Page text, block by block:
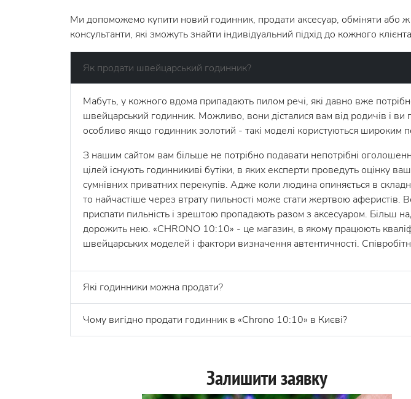
Ми допоможемо купити новий годинник, продати аксесуар, обміняти або ж
консультанти, які зможуть знайти індивідуальний підхід до кожного
Як продати швейцарський годинник?
Мабуть, у кожного вдома припадають пилом речі, які давно вже
швейцарський годинник. Можливо, вони дісталися вам від родичів і ви
особливо якщо годинник золотий - такі моделі користуються широким
З нашим сайтом вам більше не потрібно подавати непотрібні
цілей існують годинникиві бутіки, в яких експерти проведуть оцінку
сумнівних приватних перекупів. Адже коли людина опиняється в
то найчастіше через втрату пильності може стати жертвою
приспати пильність і зрештою пропадають разом з аксесуаром. Більш
дорожить нею. «CHRONO 10:10» - це магазин, в якому працюють
швейцарських моделей і фактори визначення автентичності.
Які годинники можна продати?
Чому вигідно продати годинник в «Chrono 10:10» в Києві?
Залишити заявку